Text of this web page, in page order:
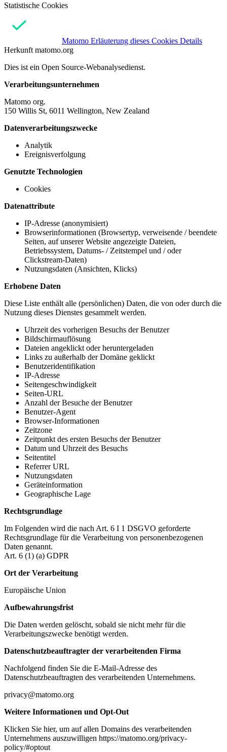
Statistische Cookies
Matomo Erläuterung dieses Cookies Details
Herkunft matomo.org
Dies ist ein Open Source-Webanalysedienst.
Verarbeitungsunternehmen
Matomo org.
150 Willis St, 6011 Wellington, New Zealand
Datenverarbeitungszwecke
Analytik
Ereignisverfolgung
Genutzte Technologien
Cookies
Datenattribute
IP-Adresse (anonymisiert)
Browserinformationen (Browsertyp, verweisende / beendete
Seiten, auf unserer Website angezeigte Dateien,
Betriebssystem, Datums- / Zeitstempel und / oder
Clickstream-Daten)
Nutzungsdaten (Ansichten, Klicks)
Erhobene Daten
Diese Liste enthält alle (persönlichen) Daten, die von oder durch die
Nutzung dieses Dienstes gesammelt werden.
Uhrzeit des vorherigen Besuchs der Benutzer
Bildschirmauflösung
Dateien angeklickt oder heruntergeladen
Links zu außerhalb der Domäne geklickt
Benutzeridentifikation
IP-Adresse
Seitengeschwindigkeit
Seiten-URL
Anzahl der Besuche der Benutzer
Benutzer-Agent
Browser-Informationen
Zeitzone
Zeitpunkt des ersten Besuchs der Benutzer
Datum und Uhrzeit des Besuchs
Seitentitel
Referrer URL
Nutzungsdaten
Geräteinformation
Geographische Lage
Rechtsgrundlage
Im Folgenden wird die nach Art. 6 I 1 DSGVO geforderte
Rechtsgrundlage für die Verarbeitung von personenbezogenen
Daten genannt.
Art. 6 (1) (a) GDPR
Ort der Verarbeitung
Europäische Union
Aufbewahrungsfrist
Die Daten werden gelöscht, sobald sie nicht mehr für die
Verarbeitungszwecke benötigt werden.
Datenschutzbeauftragter der verarbeitenden Firma
Nachfolgend finden Sie die E-Mail-Adresse des
Datenschutzbeauftragten des verarbeitenden Unternehmens.
privacy@matomo.org
Weitere Informationen und Opt-Out
Klicken Sie hier, um auf allen Domains des verarbeitenden
Unternehmens auszuwilligen https://matomo.org/privacy-
policy/#optout